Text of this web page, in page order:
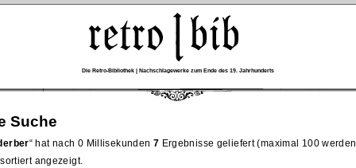
Die Retro-Bibliothek | Nachschlagewerke zum Ende des 19. Jahrhunderts
Suche
hat nach 0 Millisekunden 7 Ergebnisse geliefert (maximal 100
angezeigt.